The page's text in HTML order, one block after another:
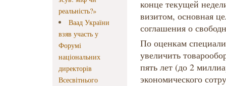
реальність?»
Ваад України
взяв участь у
Форумі
національних
директорів
Всесвітнього
конце текущей
визитом, основная
соглашения о
По оценкам
увеличить
пять лет (до 2
экономического